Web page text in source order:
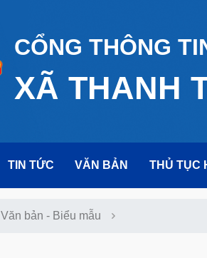
CỔNG THÔNG
XÃ THANH
TIN TỨC VĂN BẢN THỦ TỤC
Văn bản - Biểu mẫu